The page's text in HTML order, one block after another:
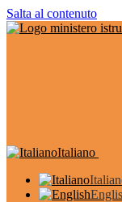
Salta al contenuto
Italiano